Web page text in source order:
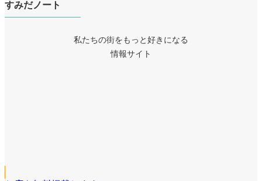
すみだノート
私たちの街をもっと好きになる
情報サイト
リ
ン
ン